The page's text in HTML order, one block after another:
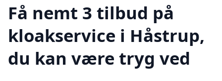
Få nemt 3 tilbud på
kloakservice i Håstrup,
du kan være tryg ved